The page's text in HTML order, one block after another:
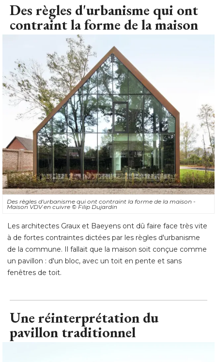
Des règles d'urbanisme qui ont
contraint la forme de la maison
Des règles d'urbanisme qui ont contraint la forme de la maison -
Maison VDV en cuivre © Filip Dujardin
Les architectes Graux et Baeyens ont dû faire face très vite
à de fortes contraintes dictées par les règles d'urbanisme
de la commune. Il fallait que la maison soit conçue comme
un pavillon : d'un bloc, avec un toit en pente et sans
fenêtres de toit.
Une réinterprétation du
pavillon traditionnel